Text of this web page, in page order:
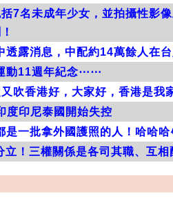
7名未成年少女，並拍攝性
露消息，中配約14萬餘人在台
動11週年紀念⋯⋯
吹香港好，大家好，香港是我
度印尼泰國開始失控
一批拿外國護照的人！哈哈哈
！三權關係是各司其職、互相